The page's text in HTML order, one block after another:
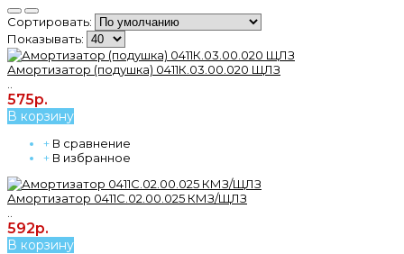
Сортировать:
Показывать:
Амортизатор (подушка) 0411К.03.00.020 ЩЛЗ
575р.
В корзину
+ В сравнение
+ В избранное
Амортизатор 0411С.02.00.025 КМЗ/ЩЛЗ
592р.
В корзину